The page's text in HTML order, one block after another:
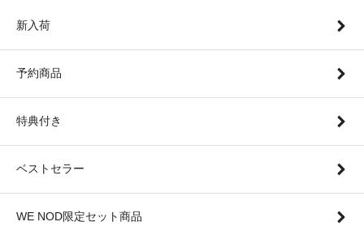
新入荷
予約商品
特典付き
ベストセラー
WE NOD限定セット商品